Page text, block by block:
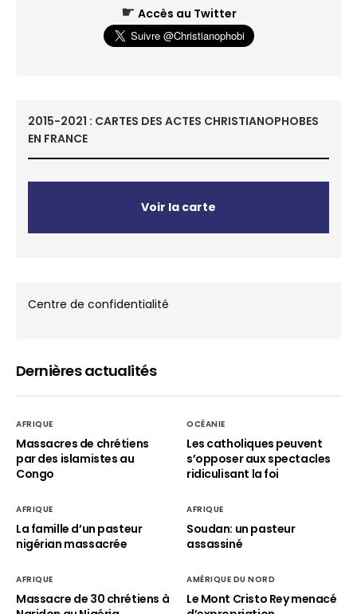
☛ Accès au Twitter
2015-2021 : CARTES DES ACTES CHRISTIANOPHOBES
EN FRANCE
Voir la carte
Centre de confidentialité
Dernières actualités
AFRIQUE
Massacres de chrétiens
par des islamistes au
Congo
OCÉANIE
Les catholiques peuvent
s’opposer aux spectacles
ridiculisant la foi
AFRIQUE
La famille d’un pasteur
nigérian massacrée
AFRIQUE
Soudan: un pasteur
assassiné
AFRIQUE
Massacre de 30 chrétiens à
AMÉRIQUE DU NORD
Le Mont Cristo Rey menacé